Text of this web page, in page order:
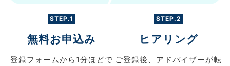
STEP.1
無料お申込み
登録フォームから 1分ほどで
STEP.2
ヒアリング
ご登録後、 アドバイザーが転